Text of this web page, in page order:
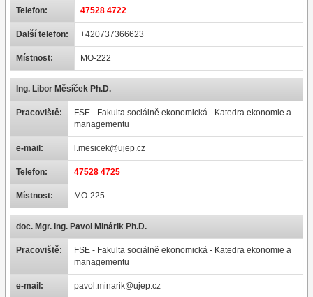
Telefon: 47528 4722
Další telefon: +420737366623
Místnost: MO-222
Ing. Libor Měsíček Ph.D.
Pracoviště:
FSE - Fakulta sociálně ekonomická - Katedra ekonomie a
managementu
e-mail: l.mesicek@ujep.cz
Telefon: 47528 4725
Místnost: MO-225
doc. Mgr. Ing. Pavol Minárik Ph.D.
Pracoviště:
FSE - Fakulta sociálně ekonomická - Katedra ekonomie a
managementu
e-mail: pavol.minarik@ujep.cz